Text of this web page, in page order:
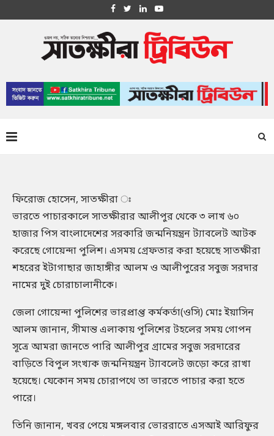
ফিরোজ হোসেন, সাতক্ষীরা ঃ
ভারতে পাচারকালে সাতক্ষীরার আলীপুর থেকে ৩ লাখ ৬০
হাজার পিস বাংলাদেশের সরকারি জন্মনিয়ন্ত্রন ট্যাবলেট আটক
করেছে গোয়েন্দা পুলিশ। এসময় গ্রেফতার করা হয়েছে সাতক্ষীরা
শহরের ইটাগাছার জাহাঙ্গীর আলম ও আলীপুরের সবুজ সরদার
নামের দুই চোরাচালানীকে।
জেলা গোয়েন্দা পুলিশের ভারপ্রাপ্ত কর্মকর্তা(ওসি) মোঃ ইয়াসিন
আলম জানান, সীমান্ত এলাকায় পুলিশের টহলের সময় গোপন
সূত্রে আমরা জানতে পারি আলীপুর গ্রামের সবুজ সরদারের
বাড়িতে বিপুল সংখ্যক জন্মনিয়ন্ত্রন ট্যাবলেট জড়ো করে রাখা
হয়েছে। যেকোন সময় চোরাপথে তা ভারতে পাচার করা হতে
পারে।
তিনি জানান, খবর পেয়ে মঙ্গলবার ভোররাতে এসআই আরিফুর